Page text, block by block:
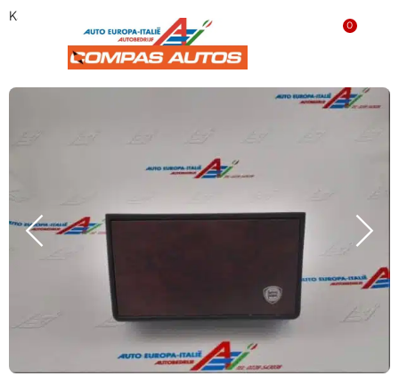
0
Kastje voor radio 82424855 ‘GEBRUIKT’